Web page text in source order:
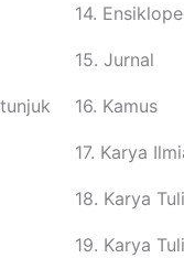
14.
15. Jurnal
16. Kamus
17. Karya
18. Karya
19. Karya